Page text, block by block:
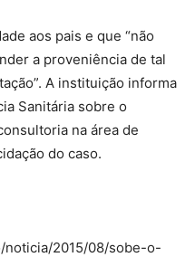
aos pais e que “não
a proveniência de tal
A instituição informa
Sanitária sobre o
na área de
do caso.
noticia/2015/08/sobe-o-